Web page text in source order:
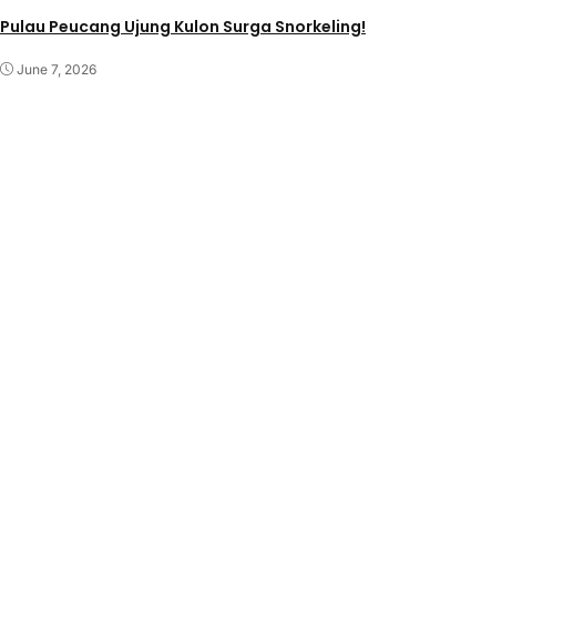
Pulau Peucang Ujung Kulon Surga Snorkeling!
June 7, 2026